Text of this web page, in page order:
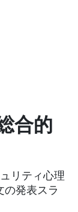
合的
リティ心理
の発表スラ